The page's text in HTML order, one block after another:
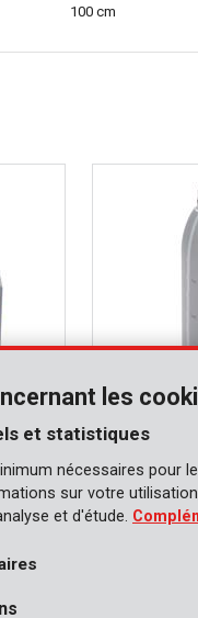
100 cm
Huile de
les
et statistiques
nécessaires pour
sur votre
et d'étude.